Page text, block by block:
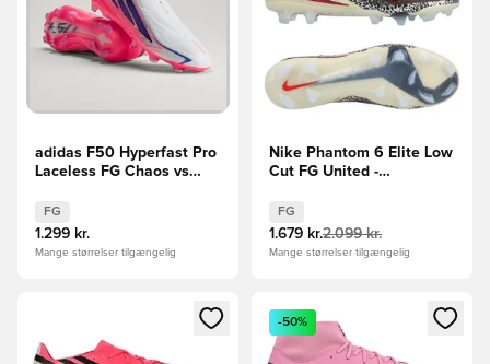
adidas F50 Hyperfast Pro
Laceless FG Chaos vs
FG
1.299 kr.
Mange størrelser tilgængelig
Nike Phantom 6 Elite Low
Cut FG United -
FG
1.679 kr.2.099 kr.
Mange størrelser tilgængelig
Åbner en Modal til at logge ind eller tilmelde dig som
Åbner en Modal til at logge
-50%